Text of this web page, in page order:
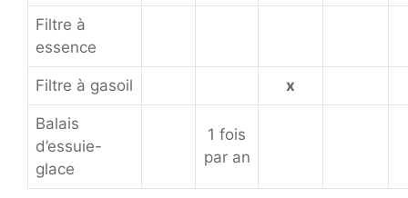
Filtre à
essence
Filtre à gasoil x
Balais
d’essuie-
glace
1 fois
par an